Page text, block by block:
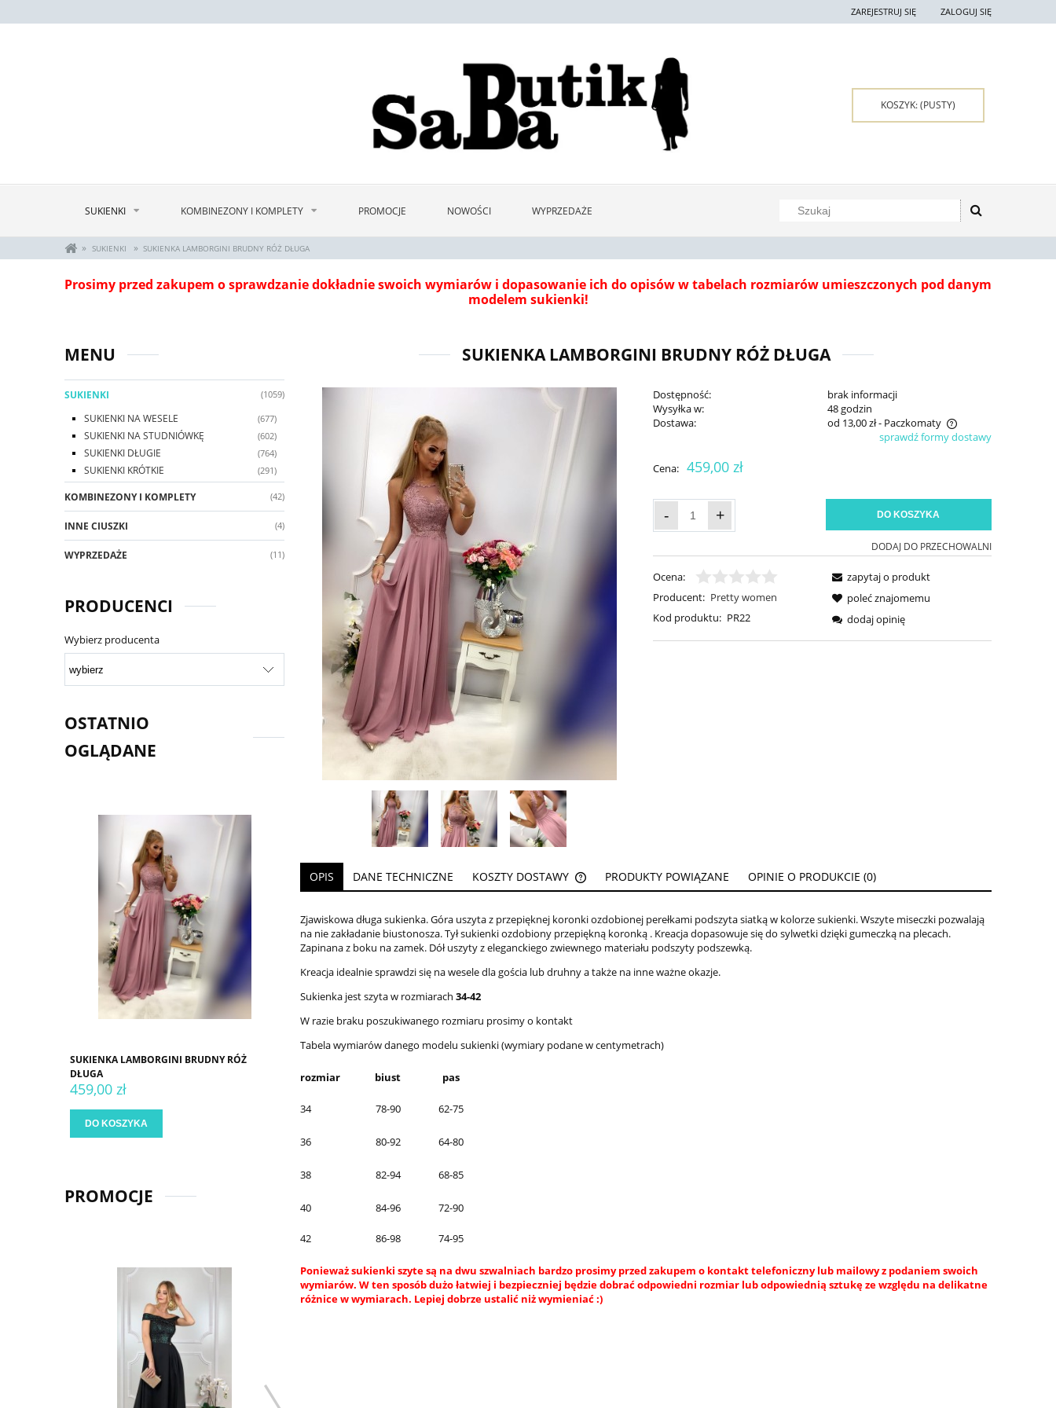
ZAREJESTRUJ SIĘ ZALOGUJ SIĘ
KOSZYK:(PUSTY)
SUKIENKI KOMBINEZONY I KOMPLETY PROMOCJE NOWOŚCI WYPRZEDAŻE
» SUKIENKI » SUKIENKA LAMBORGINI BRUDNY RÓŻ DŁUGA
Prosimy przed zakupem o sprawdzanie dokładnie swoich wymiarów i dopasowanie ich do opisów w tabelach rozmiarów umieszczonych pod danym
modelem sukienki!
MENU
SUKIENKI (1059)
SUKIENKI NA WESELE (677)
SUKIENKI NA STUDNIÓWKĘ (602)
SUKIENKI DŁUGIE (764)
SUKIENKI KRÓTKIE (291)
KOMBINEZONY I KOMPLETY (42)
INNE CIUSZKI (4)
WYPRZEDAŻE (11)
PRODUCENCI
Wybierz producenta
OSTATNIO
OGLĄDANE
SUKIENKA LAMBORGINI BRUDNY RÓŻ
DŁUGA
459,00 zł
DO KOSZYKA
PROMOCJE
SUKIENKA LAMBORGINI BRUDNY RÓŻ DŁUGA
Dostępność:
brak informacji
Wysyłka w:
48 godzin
Dostawa:
od 13,00 zł- Paczkomaty
sprawdź formy dostawy
Cena: 459,00 zł
- + DO KOSZYKA
DODAJ DO PRZECHOWALNI
Ocena:
Producent: Pretty women
Kod produktu: PR22
zapytaj o produkt
poleć znajomemu
dodaj opinię
OPIS DANE TECHNICZNE KOSZTY DOSTAWY
CENA NIE ZAWIERA EWENTUALNYCH
KOSZTÓW PŁATNOŚCI
PRODUKTY POWIĄZANE OPINIE O PRODUKCIE (0)
Zjawiskowa długa sukienka. Góra uszyta z przepięknej koronki ozdobionej perełkami podszyta siatką w kolorze sukienki. Wszyte miseczki pozwalają
na nie zakładanie biustonosza. Tył sukienki ozdobiony przepiękną koronką . Kreacja dopasowuje się do sylwetki dzięki gumeczką na plecach.
Zapinana z boku na zamek. Dół uszyty z eleganckiego zwiewnego materiału podszyty podszewką.
Kreacja idealnie sprawdzi się na wesele dla gościa lub druhny a także na inne ważne okazje.
Sukienka jest szyta w rozmiarach 34-42
W razie braku poszukiwanego rozmiaru prosimy o kontakt
Tabela wymiarów danego modelu sukienki (wymiary podane w centymetrach)
rozmiar biust pas
34 78-90 62-75
36 80-92 64-80
38 82-94 68-85
40 84-96 72-90
42 86-98 74-95
Ponieważ sukienki szyte są na dwu szwalniach bardzo prosimy przed zakupem o kontakt telefoniczny lub mailowy z podaniem swoich
wymiarów. W ten sposób dużo łatwiej i bezpieczniej będzie dobrać odpowiedni rozmiar lub odpowiednią sztukę ze względu na delikatne
różnice w wymiarach. Lepiej dobrze ustalić niż wymieniać :)